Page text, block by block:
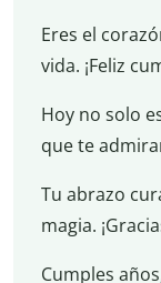
Eres el
vida. ¡Feliz
Hoy no solo
que te
Tu abrazo
magia.
Cumples